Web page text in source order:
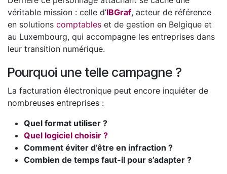
véritable mission : celle d’IBGraf, acteur de référence
en solutions comptables et de gestion en Belgique et
au Luxembourg, qui accompagne les entreprises dans
leur transition numérique.
Pourquoi une telle campagne ?
La facturation électronique peut encore inquiéter de
nombreuses entreprises :
Quel format utiliser ?
Quel logiciel choisir ?
Comment éviter d’être en infraction ?
Combien de temps faut-il pour s’adapter ?